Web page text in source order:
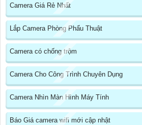
Camera Giá Rẻ Nhất
Lắp Camera Phòng Phẩu Thuật
Camera có chống trộm
Camera Cho Công Trình Chuyên Dụng
Camera Nhìn Màn Hình Máy Tính
Báo Giá camera wifi mới cập nhật